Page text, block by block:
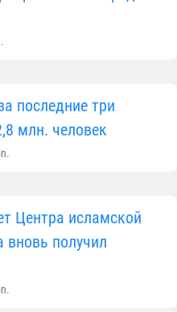
последние три
млн. человек
Центра исламской
вновь получил